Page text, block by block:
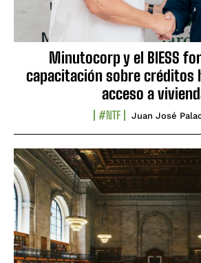
Minutocorp y el BIESS
capacitación sobre créditos
acceso a
#NTF Juan José